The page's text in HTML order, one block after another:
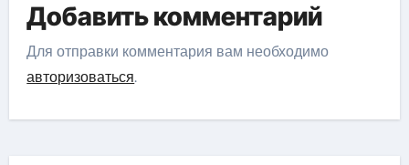
Добавить комментарий
Для отправки комментария вам необходимо
авторизоваться.